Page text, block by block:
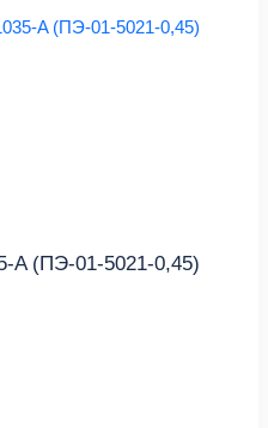
A (ПЭ-01-5021-0,45)